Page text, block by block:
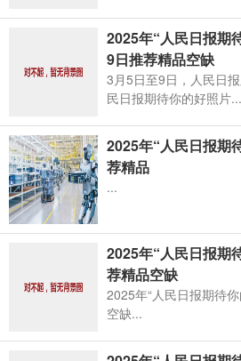
2025年“人民日报期
9日推荐精品空缺
3月5日至9日，人民日
民日报期待你的好照片...
2025年“人民日报期
荐精品
...
2025年“人民日报期
荐精品空缺
2025年“人民日报期待
空缺...